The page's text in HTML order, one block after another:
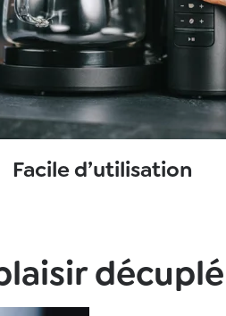
Facile d’utilisation
décuplé